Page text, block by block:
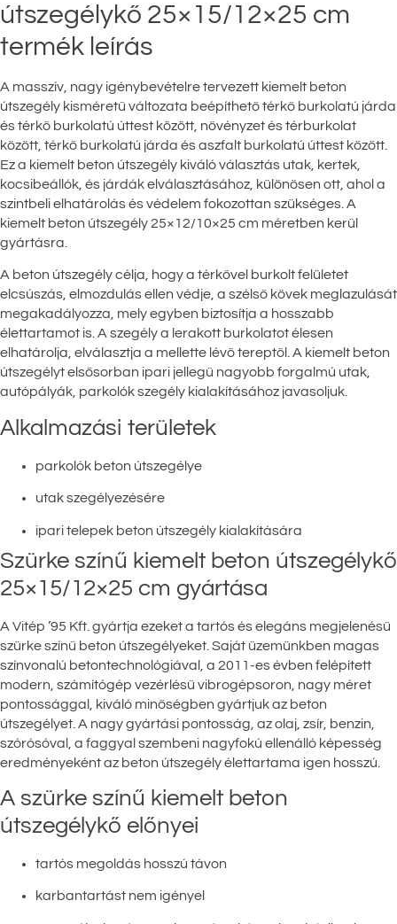
útszegélykő 25×15/12×25 cm
termék leírás
A masszív, nagy igénybevételre tervezett kiemelt beton
útszegély kisméretű változata beépíthető térkő burkolatú járda
és térkő burkolatú úttest között, növényzet és térburkolat
között, térkő burkolatú járda és aszfalt burkolatú úttest között.
Ez a kiemelt beton útszegély kiváló választás utak, kertek,
kocsibeállók, és járdák elválasztásához, különösen ott, ahol a
szintbeli elhatárolás és védelem fokozottan szükséges. A
kiemelt beton útszegély 25×12/10×25 cm méretben kerül
gyártásra.
A beton útszegély célja, hogy a térkővel burkolt felületet
elcsúszás, elmozdulás ellen védje, a szélső kövek meglazulását
megakadályozza, mely egyben biztosítja a hosszabb
élettartamot is. A szegély a lerakott burkolatot élesen
elhatárolja, elválasztja a mellette lévő tereptől. A kiemelt beton
útszegélyt elsősorban ipari jellegű nagyobb forgalmú utak,
autópályák, parkolók szegély kialakításához javasoljuk.
Alkalmazási területek
parkolók beton útszegélye
utak szegélyezésére
ipari telepek beton útszegély kialakítására
Szürke színű kiemelt beton útszegélykő
25×15/12×25 cm gyártása
A Vitép ’95 Kft. gyártja ezeket a tartós és elegáns megjelenésű
szürke színű beton útszegélyeket. Saját üzemünkben magas
színvonalú betontechnológiával, a 2011-es évben felépített
modern, számítógép vezérlésű vibrogépsoron, nagy méret
pontossággal, kiváló minőségben gyártjuk az beton
útszegélyet. A nagy gyártási pontosság, az olaj, zsír, benzin,
szórósóval, a faggyal szembeni nagyfokú ellenálló képesség
eredményeként az beton útszegély élettartama igen hosszú.
A szürke színű kiemelt beton
útszegélykő előnyei
tartós megoldás hosszú távon
karbantartást nem igényel